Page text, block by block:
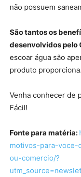
não possuem
São tantos os
desenvolvidos pelo
escoar água são
produto proporciona.
Venha conhecer de
Fácil!
Fonte para matéria:
motivos-para-
ou-comercio/?